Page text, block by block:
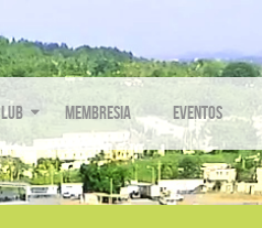
Membresia Eventos